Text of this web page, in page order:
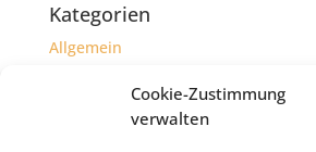
Cookie-Zustimmung
verwalten
Kategorien
Allgemein